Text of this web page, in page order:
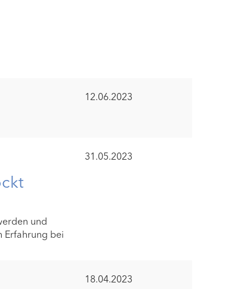
12.06.2023
und
Erfahrung bei
31.05.2023
18.04.2023